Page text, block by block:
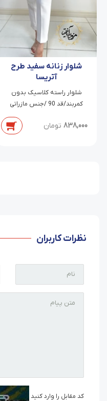
شلوار زنانه سفید طرح
آتریسا
شلوار راسته کلاسیک بدون
کمربند/قد 90 /جنس مازراتی
838,000 تومان
نظرات کاربران
کد مقابل را وارد کنید